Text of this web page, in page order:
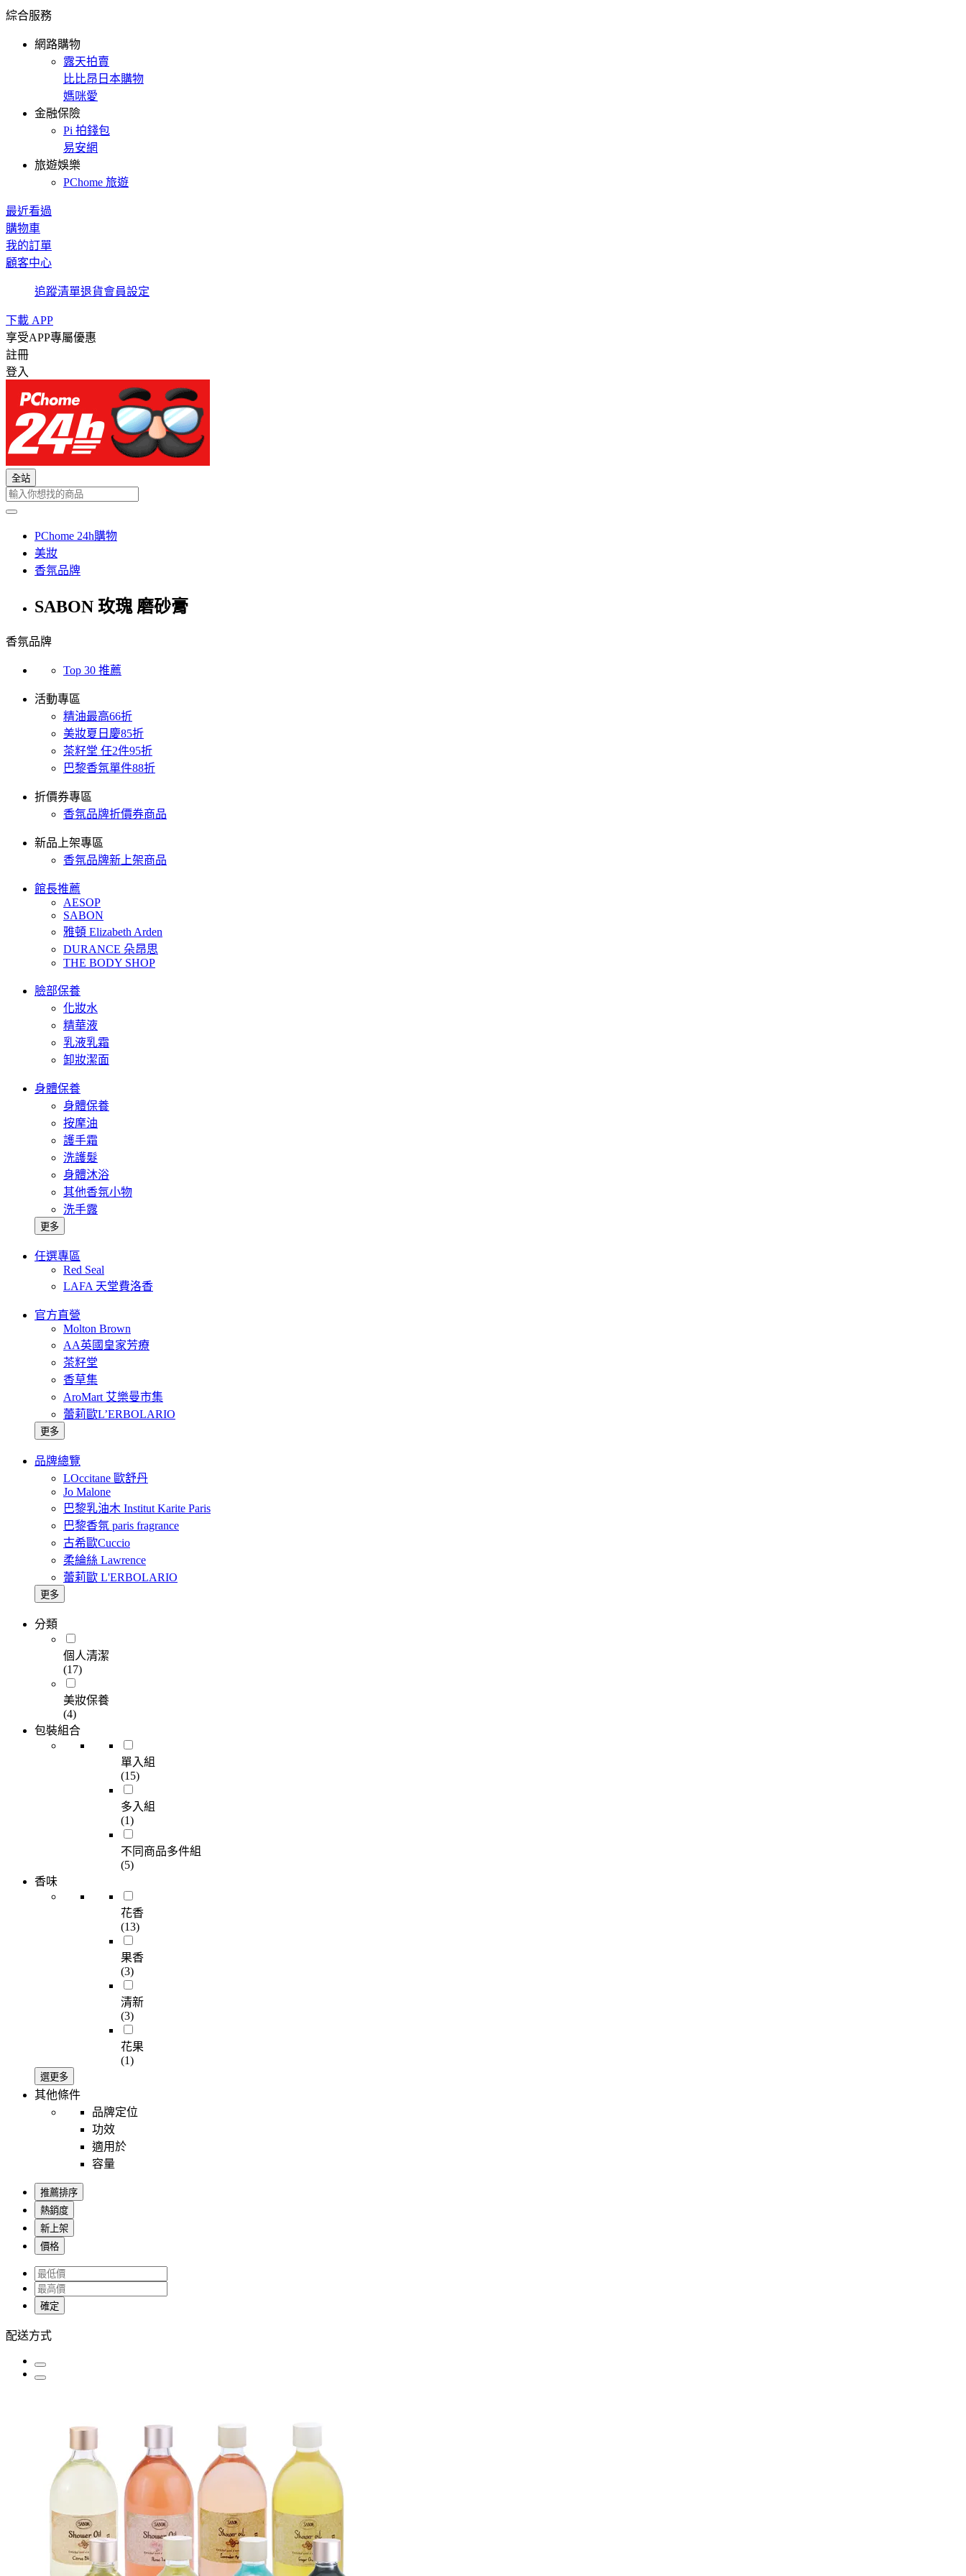
綜合服務
網路購物
露天拍賣
比比昂日本購物
媽咪愛
金融保險
Pi 拍錢包
易安網
旅遊娛樂
PChome 旅遊
最近看過
購物車
我的訂單
顧客中心
追蹤清單退貨會員設定
下載 APP
享受APP專屬優惠
註冊
登入
全站
PChome 24h購物
美妝
香氛品牌
SABON 玫瑰 磨砂膏
香氛品牌
Top 30 推薦
活動專區
精油最高66折
美妝夏日慶85折
茶籽堂 任2件95折
巴黎香氛單件88折
折價券專區
香氛品牌折價券商品
新品上架專區
香氛品牌新上架商品
館長推薦
AESOP
SABON
雅頓 Elizabeth Arden
DURANCE 朵昂思
THE BODY SHOP
臉部保養
化妝水
精華液
乳液乳霜
卸妝潔面
身體保養
身體保養
按摩油
護手霜
洗護髮
身體沐浴
其他香氛小物
洗手露
更多
任選專區
Red Seal
LAFA 天堂費洛香
官方直營
Molton Brown
AA英國皇家芳療
茶籽堂
香草集
AroMart 艾樂曼市集
蕾莉歐L’ERBOLARIO
更多
品牌總覽
LOccitane 歐舒丹
Jo Malone
巴黎乳油木 Institut Karite Paris
巴黎香氛 paris fragrance
古希歐Cuccio
柔綸絲 Lawrence
蕾莉歐 L'ERBOLARIO
更多
分類
個人清潔
(17)
美妝保養
(4)
包裝組合
單入組
(15)
多入組
(1)
不同商品多件組
(5)
香味
花香
(13)
果香
(3)
清新
(3)
花果
(1)
選更多
其他條件
品牌定位
功效
適用於
容量
推薦排序
熱銷度
新上架
價格
確定
配送方式